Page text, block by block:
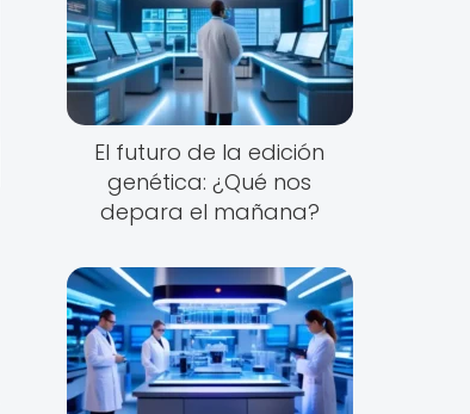
El futuro de la edición
genética: ¿Qué nos
depara el mañana?